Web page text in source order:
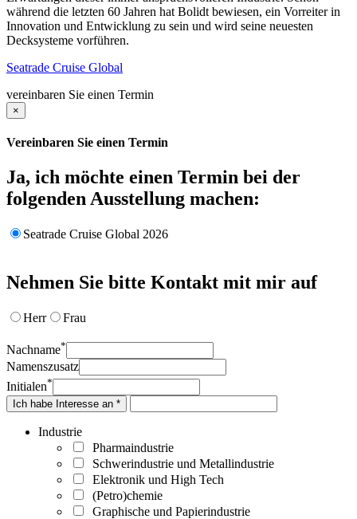
während die letzten 60 Jahren hat Bolidt bewiesen, ein Vorreiter in
Innovation und Entwicklung zu sein und wird seine neuesten
Decksysteme vorführen.
Seatrade Cruise Global
vereinbaren Sie einen Termin
×
Vereinbaren Sie einen Termin
Ja, ich möchte einen Termin bei der
folgenden Ausstellung machen:
Seatrade Cruise Global 2026
Nehmen Sie bitte Kontakt mit mir auf
Herr Frau
Nachname*
Namenszusatz
Initialen*
Ich habe Interesse an *
Industrie
Pharmaindustrie
Schwerindustrie und Metallindustrie
Elektronik und High Tech
(Petro)chemie
Graphische und Papierindustrie